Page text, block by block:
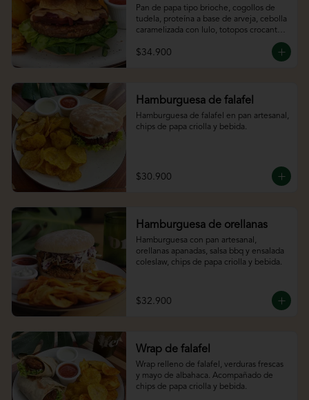
Pan de papa tipo brioche, cogollos de
tudela, proteína a base de arveja, cebolla
caramelizada con lulo, totopos crocantes
$34.900
Hamburguesa de falafel
Hamburguesa de falafel en pan artesanal,
chips de papa criolla y bebida.
$30.900
Hamburguesa de orellanas
Hamburguesa con pan artesanal,
orellanas apanadas, salsa bbq y ensalada
coleslaw, chips de papa criolla y bebida.
$32.900
Wrap de falafel
Wrap relleno de falafel, verduras frescas
y mayo de albahaca. Acompañado de
chips de papa criolla y bebida.